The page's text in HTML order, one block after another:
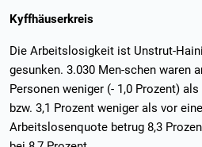
Kyffhäuserkreis
Die Arbeitslosigkeit ist Unstrut-
gesunken. 3.030 Men-schen waren
Personen weniger (- 1,0 Prozent)
bzw. 3,1 Prozent weniger als vor
Arbeitslosenquote betrug 8,3